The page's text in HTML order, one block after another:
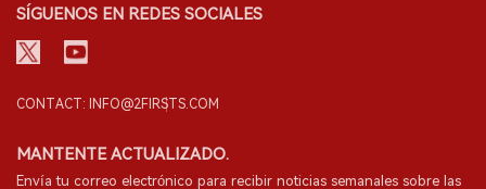
SÍGUENOS EN REDES SOCIALES
CONTACT: INFO@2FIRSTS.COM
MANTENTE ACTUALIZADO.
Envía tu correo electrónico para recibir noticias semanales sobre las